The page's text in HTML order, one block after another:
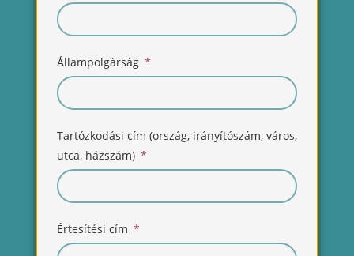
Állampolgárság
Tartózkodási cím (ország, irányítószám, város,
utca, házszám)
Értesítési cím